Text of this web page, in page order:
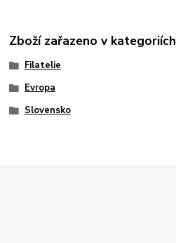
Zboží zařazeno v kategoriích
Filatelie
Evropa
Slovensko